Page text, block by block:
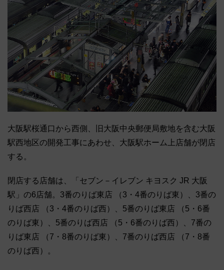
大阪駅桜通口から西側、旧大阪中央郵便局敷地を含む大阪
駅西地区の開発工事にあわせ、大阪駅ホーム上店舗が閉店
する。
閉店する店舗は、「セブン－イレブン キヨスク JR 大阪
駅」の6店舗。3番のりば東店 （3・4番のりば東）、3番の
りば西店 （3・4番のりば西）、5番のりば東店 （5・6番
のりば東）、5番のりば西店 （5・6番のりば西）、7番の
りば東店 （7・8番のりば東）、7番のりば西店 （7・8番
のりば西）。